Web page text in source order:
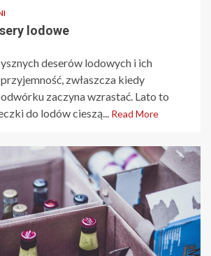
lodowe
deserów lodowych i ich
zwłaszcza kiedy
zaczyna wzrastać. Lato to
do lodów cieszą... Read More